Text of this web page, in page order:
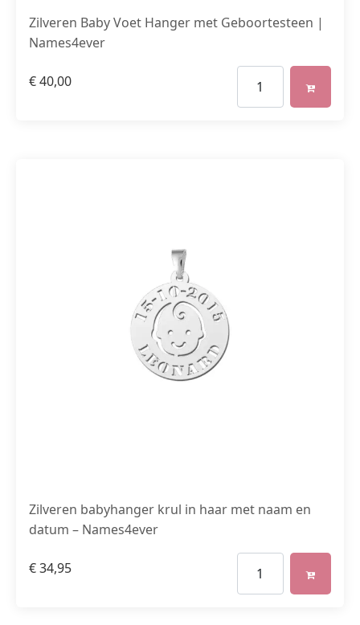
Zilveren Baby Voet Hanger met Geboortesteen |
Names4ever
€40,00
Zilveren babyhanger krul in haar met naam en
datum – Names4ever
€34,95